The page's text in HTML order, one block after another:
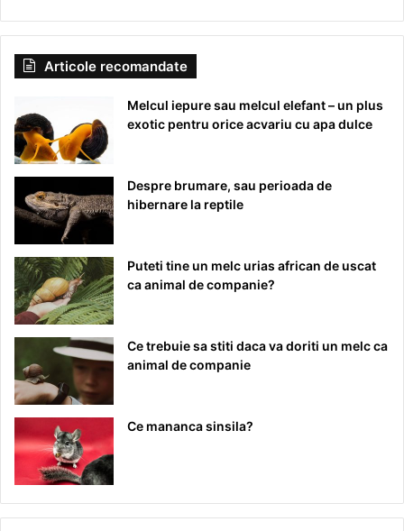
Articole recomandate
Melcul iepure sau melcul elefant – un plus
exotic pentru orice acvariu cu apa dulce
Despre brumare, sau perioada de
hibernare la reptile
Puteti tine un melc urias african de uscat
ca animal de companie?
Ce trebuie sa stiti daca va doriti un melc ca
animal de companie
Ce mananca sinsila?